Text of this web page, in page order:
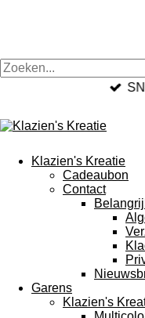
Klazien's Kreatie
Cadeaubon
Contact
Garens
Klazien's